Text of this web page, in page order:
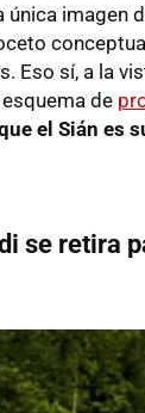
única imagen
Eso sí, a la
de
el Sián es
se retira